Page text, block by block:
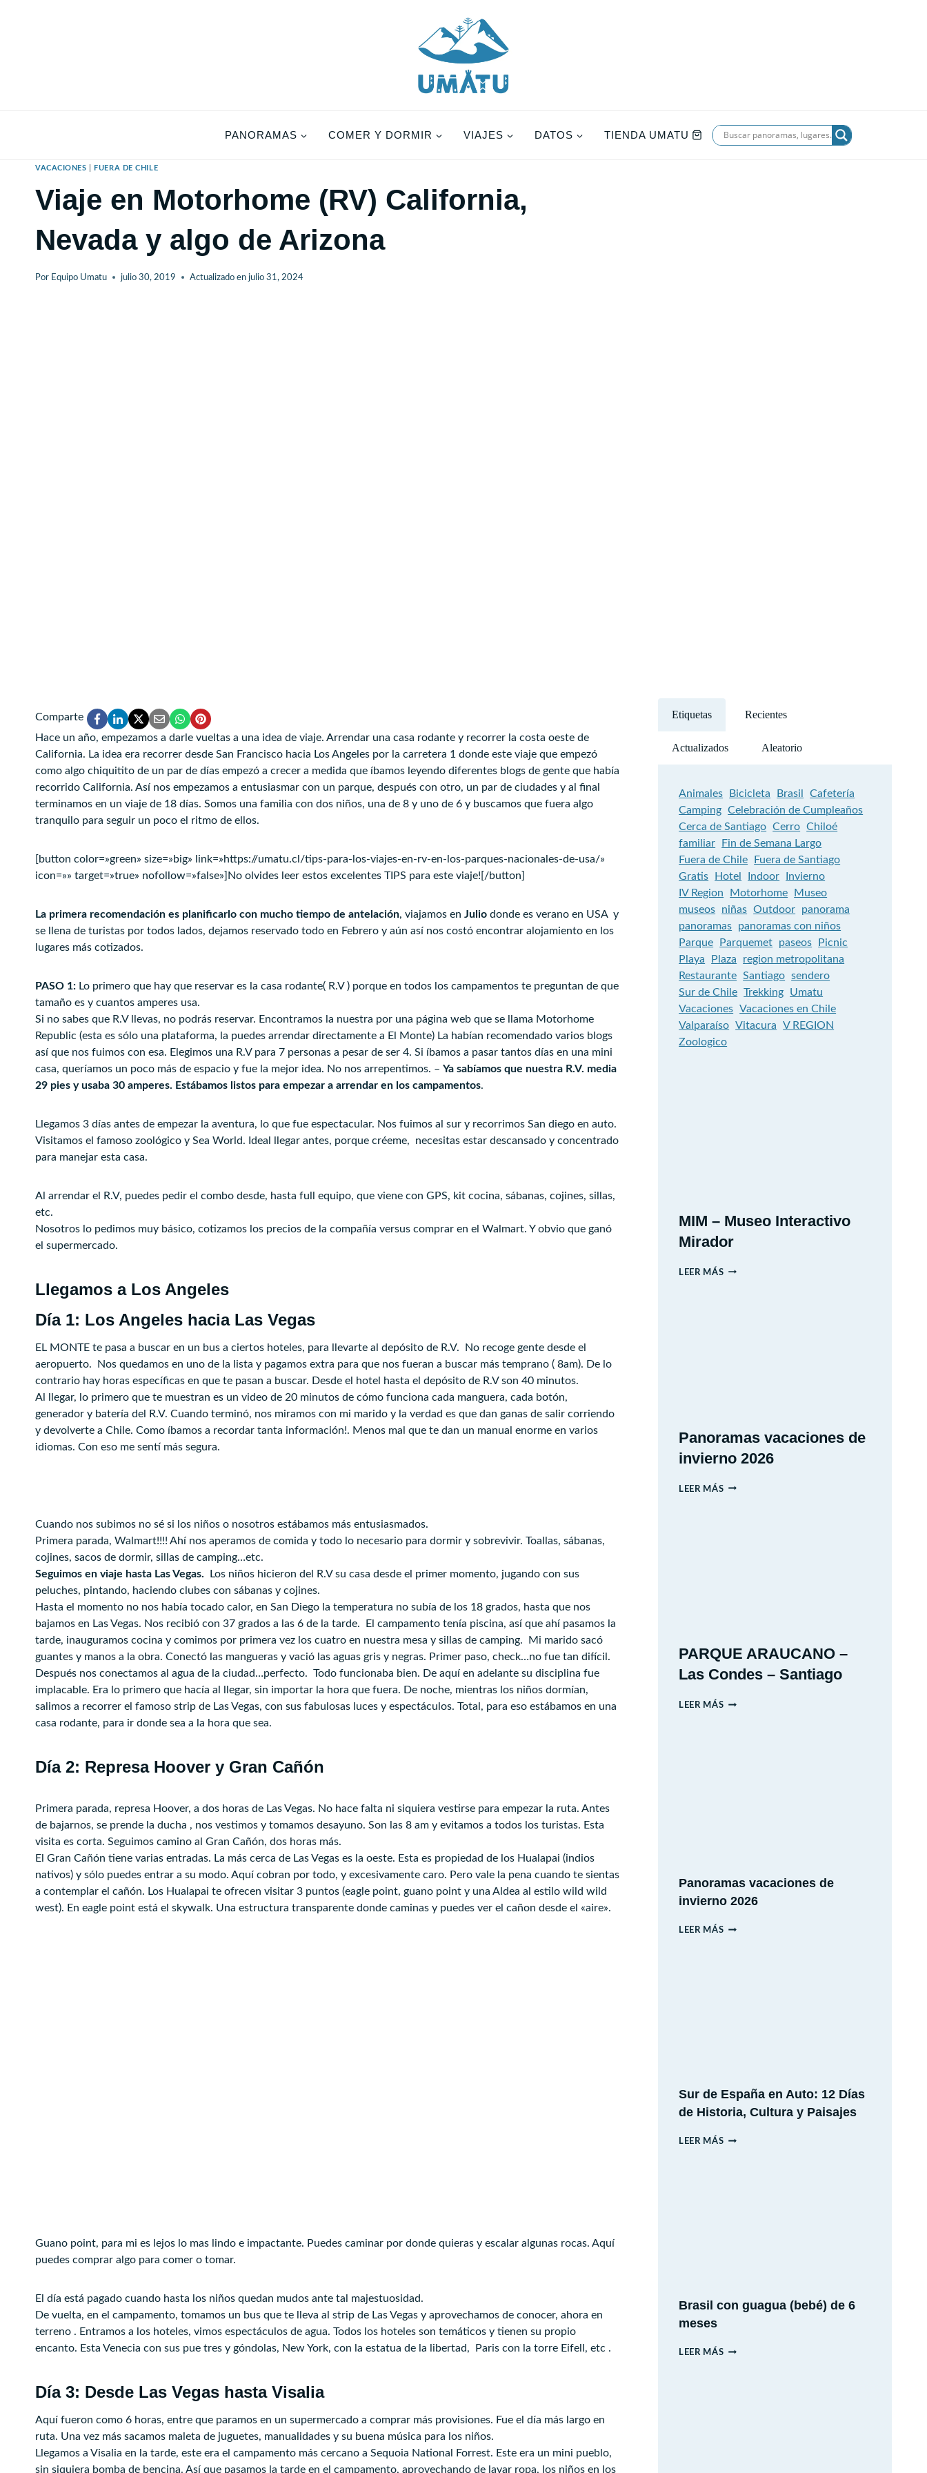
PANORAMAS COMER Y DORMIR VIAJES DATOS TIENDA UMATU
VACACIONES FUERA DE CHILE
Viaje en Motorhome (RV) California,
Nevada y algo de Arizona
Por Equipo Umatu julio 30, 2019 Actualizado en julio 31, 2024
Comparte
Hace un año, empezamos a darle vueltas a una idea de viaje. Arrendar una casa rodante y recorrer la costa oeste de
California. La idea era recorrer desde San Francisco hacia Los Angeles por la carretera 1 donde este viaje que empezó
como algo chiquitito de un par de días empezó a crecer a medida que íbamos leyendo diferentes blogs de gente que había
recorrido California. Así nos empezamos a entusiasmar con un parque, después con otro, un par de ciudades y al final
terminamos en un viaje de 18 días. Somos una familia con dos niños, una de 8 y uno de 6 y buscamos que fuera algo
tranquilo para seguir un poco el ritmo de ellos.
[button color=»green» size=»big» link=»https://umatu.cl/tips-para-los-viajes-en-rv-en-los-parques-nacionales-de-usa/»
icon=»» target=»true» nofollow=»false»]No olvides leer estos excelentes TIPS para este viaje![/button]
La primera recomendación es planificarlo con mucho tiempo de antelación, viajamos en Julio donde es verano en USA y
se llena de turistas por todos lados, dejamos reservado todo en Febrero y aún así nos costó encontrar alojamiento en los
lugares más cotizados.
PASO 1: Lo primero que hay que reservar es la casa rodante( R.V ) porque en todos los campamentos te preguntan de que
tamaño es y cuantos amperes usa.
Si no sabes que R.V llevas, no podrás reservar. Encontramos la nuestra por una página web que se llama Motorhome
Republic (esta es sólo una plataforma, la puedes arrendar directamente a El Monte) La habían recomendado varios blogs
así que nos fuimos con esa. Elegimos una R.V para 7 personas a pesar de ser 4. Si íbamos a pasar tantos días en una mini
casa, queríamos un poco más de espacio y fue la mejor idea. No nos arrepentimos. – Ya sabíamos que nuestra R.V. media
29 pies y usaba 30 amperes. Estábamos listos para empezar a arrendar en los campamentos.
Llegamos 3 días antes de empezar la aventura, lo que fue espectacular. Nos fuimos al sur y recorrimos San diego en auto.
Visitamos el famoso zoológico y Sea World. Ideal llegar antes, porque créeme, necesitas estar descansado y concentrado
para manejar esta casa.
Al arrendar el R.V, puedes pedir el combo desde, hasta full equipo, que viene con GPS, kit cocina, sábanas, cojines, sillas,
etc.
Nosotros lo pedimos muy básico, cotizamos los precios de la compañía versus comprar en el Walmart. Y obvio que ganó
el supermercado.
Llegamos a Los Angeles
Día 1: Los Angeles hacia Las Vegas
EL MONTE te pasa a buscar en un bus a ciertos hoteles, para llevarte al depósito de R.V. No recoge gente desde el
aeropuerto. Nos quedamos en uno de la lista y pagamos extra para que nos fueran a buscar más temprano ( 8am). De lo
contrario hay horas específicas en que te pasan a buscar. Desde el hotel hasta el depósito de R.V son 40 minutos.
Al llegar, lo primero que te muestran es un video de 20 minutos de cómo funciona cada manguera, cada botón,
generador y batería del R.V. Cuando terminó, nos miramos con mi marido y la verdad es que dan ganas de salir corriendo
y devolverte a Chile. Como íbamos a recordar tanta información!. Menos mal que te dan un manual enorme en varios
idiomas. Con eso me sentí más segura.
Cuando nos subimos no sé si los niños o nosotros estábamos más entusiasmados.
Primera parada, Walmart!!!! Ahí nos aperamos de comida y todo lo necesario para dormir y sobrevivir. Toallas, sábanas,
cojines, sacos de dormir, sillas de camping…etc.
Seguimos en viaje hasta Las Vegas. Los niños hicieron del R.V su casa desde el primer momento, jugando con sus
peluches, pintando, haciendo clubes con sábanas y cojines.
Hasta el momento no nos había tocado calor, en San Diego la temperatura no subía de los 18 grados, hasta que nos
bajamos en Las Vegas. Nos recibió con 37 grados a las 6 de la tarde. El campamento tenía piscina, así que ahí pasamos la
tarde, inauguramos cocina y comimos por primera vez los cuatro en nuestra mesa y sillas de camping. Mi marido sacó
guantes y manos a la obra. Conectó las mangueras y vació las aguas gris y negras. Primer paso, check…no fue tan difícil.
Después nos conectamos al agua de la ciudad…perfecto. Todo funcionaba bien. De aquí en adelante su disciplina fue
implacable. Era lo primero que hacía al llegar, sin importar la hora que fuera. De noche, mientras los niños dormían,
salimos a recorrer el famoso strip de Las Vegas, con sus fabulosas luces y espectáculos. Total, para eso estábamos en una
casa rodante, para ir donde sea a la hora que sea.
Día 2: Represa Hoover y Gran Cañón
Primera parada, represa Hoover, a dos horas de Las Vegas. No hace falta ni siquiera vestirse para empezar la ruta. Antes
de bajarnos, se prende la ducha , nos vestimos y tomamos desayuno. Son las 8 am y evitamos a todos los turistas. Esta
visita es corta. Seguimos camino al Gran Cañón, dos horas más.
El Gran Cañón tiene varias entradas. La más cerca de Las Vegas es la oeste. Esta es propiedad de los Hualapai (indios
nativos) y sólo puedes entrar a su modo. Aquí cobran por todo, y excesivamente caro. Pero vale la pena cuando te sientas
a contemplar el cañón. Los Hualapai te ofrecen visitar 3 puntos (eagle point, guano point y una Aldea al estilo wild wild
west). En eagle point está el skywalk. Una estructura transparente donde caminas y puedes ver el cañon desde el «aire».
Guano point, para mi es lejos lo mas lindo e impactante. Puedes caminar por donde quieras y escalar algunas rocas. Aquí
puedes comprar algo para comer o tomar.
El día está pagado cuando hasta los niños quedan mudos ante tal majestuosidad.
De vuelta, en el campamento, tomamos un bus que te lleva al strip de Las Vegas y aprovechamos de conocer, ahora en
terreno . Entramos a los hoteles, vimos espectáculos de agua. Todos los hoteles son temáticos y tienen su propio
encanto. Esta Venecia con sus pue tres y góndolas, New York, con la estatua de la libertad, Paris con la torre Eifell, etc .
Día 3: Desde Las Vegas hasta Visalia
Aquí fueron como 6 horas, entre que paramos en un supermercado a comprar más provisiones. Fue el día más largo en
ruta. Una vez más sacamos maleta de juguetes, manualidades y su buena música para los niños.
Llegamos a Visalia en la tarde, este era el campamento más cercano a Sequoia National Forrest. Este era un mini pueblo,
sin siquiera bomba de bencina. Así que pasamos la tarde en el campamento, aprovechando de lavar ropa, los niños en los
Etiquetas Recientes
Actualizados Aleatorio
Animales Bicicleta Brasil
Cafetería
Camping Celebración de Cumpleaños
Cerca de Santiago Cerro Chiloé
familiar
Fin de Semana Largo
Fuera de Chile
Fuera de Santiago
Gratis
Hotel Indoor
Invierno
IV Region
Motorhome
Museo
museos
niñas Outdoor
panorama
panoramas
panoramas con niños
Parque
Parquemet paseos
Picnic
Playa
Plaza
region metropolitana
Restaurante Santiago sendero
Sur de Chile Trekking
Umatu
Vacaciones Vacaciones en Chile
Valparaíso Vitacura
V REGION
Zoologico
MIM – Museo Interactivo
Mirador
LEER MÁSMIM
Panoramas vacaciones de
invierno 2026
LEER MÁSPANORAMAS
PARQUE ARAUCANO –
Las Condes – Santiago
LEER MÁSPARQUE
Panoramas vacaciones de
invierno 2026
LEER MÁSPANORAMAS
Sur de España en Auto: 12 Días
de Historia, Cultura y Paisajes
LEER MÁSSUR
Y
Brasil con guagua (bebé) de 6
meses
LEER MÁSBRASIL